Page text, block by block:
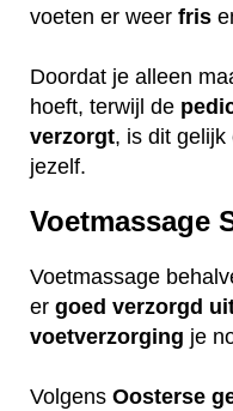
voeten er weer fris
Doordat je alleen
hoeft, terwijl de
verzorgt, is dit gelijk
jezelf.
Voetmassage
Voetmassage
er goed verzorgd
voetverzorging je
Volgens Oosterse